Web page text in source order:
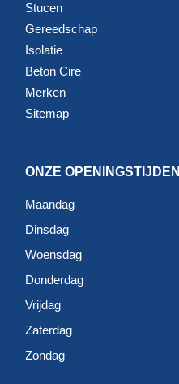
Stucen
Gereedschap
Isolatie
Beton Cire
Merken
Sitemap
ONZE OPENINGSTIJDEN
Maandag
Dinsdag
Woensdag
Donderdag
Vrijdag
Zaterdag
Zondag